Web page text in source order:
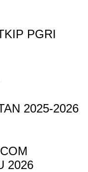
PGRI
2025-2026
2026